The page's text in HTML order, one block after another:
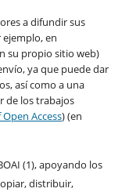
a difundir sus
en
su propio sitio web)
ya que puede dar
así como a una
de los trabajos
Access) (en
(1), apoyando los
distribuir,